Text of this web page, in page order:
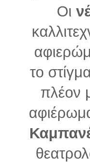
Οι
το
πλέον